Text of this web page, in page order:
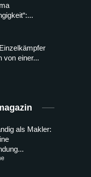
von einer...
als Makler: